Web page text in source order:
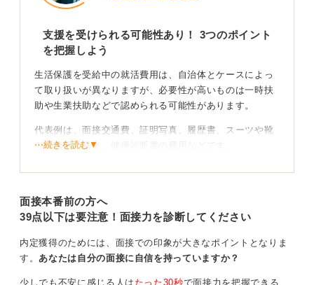
支援を受けられる可能性あり！ 3つのポイント
を把握しよう
生活保護を受給中の就活費用は、自治体とケースによっ
て取り扱いが異なりますが、必要性が高いものは一時扶
助や生業扶助などで認められる可能性があります。
代表例は、面接交通費、証明写真、履歴書、スーツや靴
の最低限の購入、健康診断書の費用などです。
①事前相談・事前申請（後から領収書だけ出すのは不可
になりがちなので注意が必要です）
資料の提出（資料の提出は意外と面倒ですが後回しにし
ないのが大事）
⋯続きを読む▼
面接本番前の方へ
39点以下は要注意！面接力を診断してください
内定獲得のためには、面接での印象が大きなポイントとなりま
す。あなたは自分の面接に自信を持っていますか？
少しでも不安に感じる人は たった30秒で面接力を把握できる